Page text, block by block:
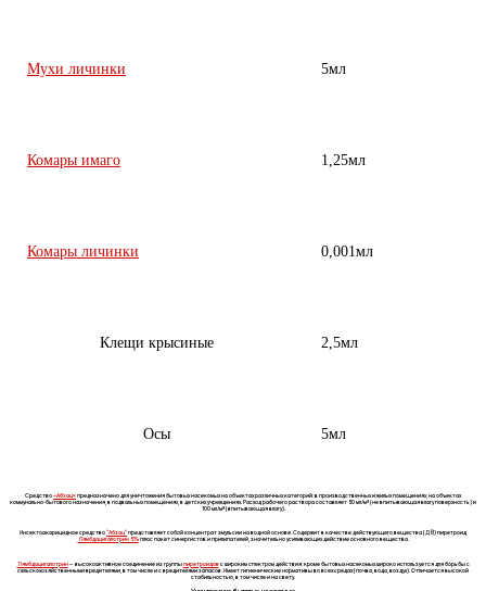
Мухи личинки 5мл
Комары имаго 1,25мл
Комары личинки 0,001мл
Клещи крысиные 2,5мл
Осы 5мл
Средство«Абзац»предназначено для уничтожения бытовых насекомых на объектах различных категорий: в производственных и жилых помещениях, на объектах
коммунально-бытового назначения, в подвальных помещениях, в детских учреждениях. Расход рабочего раствора составляет 50 мл/м² (не впитывающая влагу поверхность) и
100 мл/м² (впитывающая влагу).
Инсектоакарицидное средство“Абзац”представляет собой концентрат эмульсии на водной основе. Содержит в качестве действующего вещества (ДВ) пиретроид
Лямбдацигалотрин 5%плюс пакет синергистов и прилипателей, значительно усиливающих действие основного вещества.
Лямбдацигалотрин– высокоактивное соединение из группыпиретроидовс широким спектром действия: кроме бытовых насекомых широко используется для борьбы с
сельскохозяйственными вредителями, в том числе и с вредителями запасов. Имеет гигиенические нормативы во всех средах (почва, вода, воздух). Отличается высокой
стабильностью, в том числе и на свету.